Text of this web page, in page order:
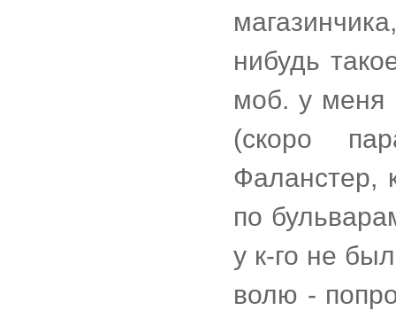
нибудь
моб. у меня
(скоро
Фаланстер,
по
у к-го не
волю -